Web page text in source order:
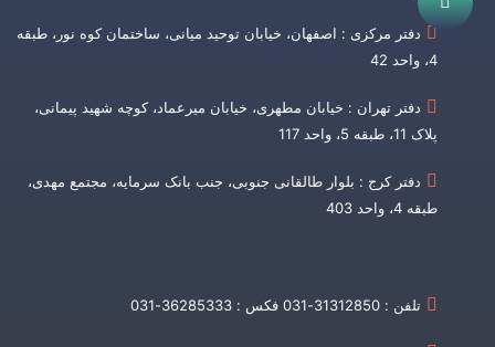
دفتر مرکزی : اصفهان، خیابان توحید میانی، ساختمان کوه نور، طبقه
4، واحد 42
دفتر تهران : خیابان مطهری، خیابان میرعماد، کوچه شهید پیمانی،
پلاک 11، طبقه 5، واحد 117
دفتر کرج : بلوار طالقانی جنوبی، جنب بانک سرمایه، مجتمع مهدی،
طبقه 4، واحد 403
تلفن : 31312850-031 فکس : 36285333-031